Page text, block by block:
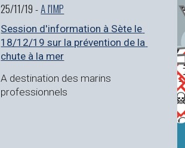
25/11/19 - A l'IMP
Session d'information à Sète le
18/12/19 sur la prévention de la
chute à la mer
A destination des marins
professionnels